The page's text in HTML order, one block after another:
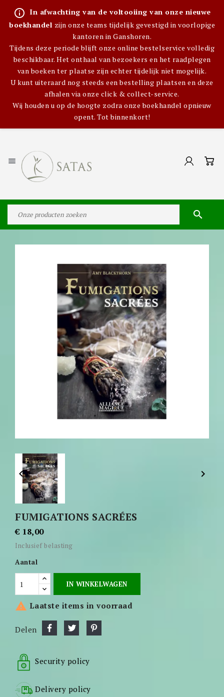
info_outline In afwachting van de voltooiing van onze nieuwe
boekhandel zijn onze teams tijdelijk gevestigd in voorlopige
kantoren in Ganshoren.
Tijdens deze periode blijft onze online bestelservice volledig
beschikbaar. Het onthaal van bezoekers en het raadplegen
van boeken ter plaatse zijn echter tijdelijk niet mogelijk.
U kunt uiteraard nog steeds een bestelling plaatsen en deze
afhalen via onze click & collect-service.
Wij houden u op de hoogte zodra onze boekhandel opnieuw
opent. Tot binnenkort!


 
FUMIGATIONS SACRÉES
€ 18,00
Inclusief belasting
Aantal
IN WINKELWAGEN
 Laatste items in voorraad
Delen
Security policy
Delivery policy